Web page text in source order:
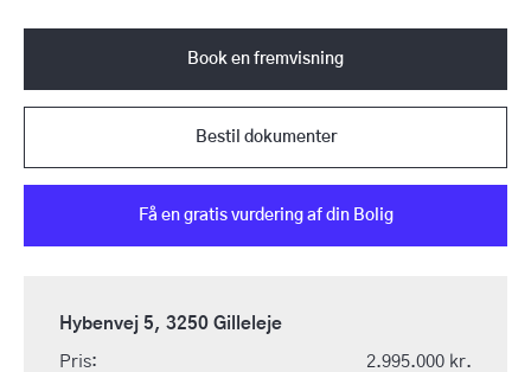
Hybenvej 5, 3250 Gilleleje
Pris: 2.995.000 kr.
Book en fremvisning
Bestil dokumenter
Få en gratis vurdering af din Bolig